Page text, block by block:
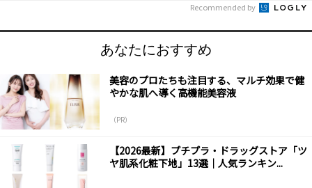
Recommended by
あなたにおすすめ
美容のプロたちも注目する、マルチ効果で健
やかな肌へ導く高機能美容液
（PR）
【2026最新】プチプラ・ドラッグストア「ツ
ヤ肌系化粧下地」13選｜人気ランキン...